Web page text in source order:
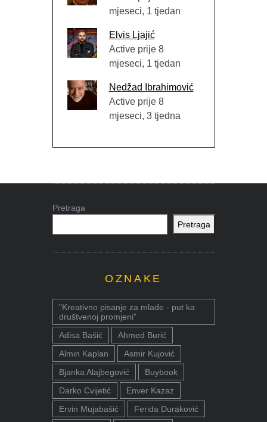
mjeseci, 1 tjedan
Elvis Ljajić
Active prije 8
mjeseci, 1 tjedan
Nedžad Ibrahimović
Active prije 8
mjeseci, 3 tjedna
Pretraga
Pretraga
OZNAKE
"Kreativno pisanje za mlade - put ka
društvenoj promjeni"
Adisa Bašić
Ahmed Burić
Almin Kaplan
Asmir Kujović
Bjanka Alajbegović
Buybook
Darko Cvijetić
Enver Kazaz
Ervin Mujabašić
Ferida Duraković